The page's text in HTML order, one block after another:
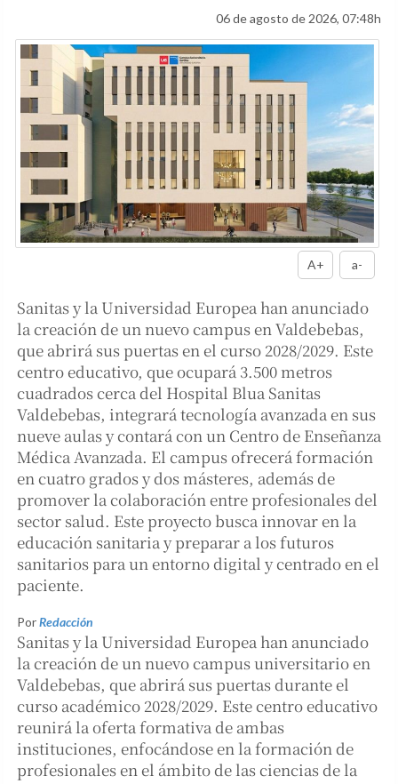
06 de agosto de 2026, 07:48h
A+ a-
Sanitas y la Universidad Europea han anunciado
la creación de un nuevo campus en Valdebebas,
que abrirá sus puertas en el curso 2028/2029. Este
centro educativo, que ocupará 3.500 metros
cuadrados cerca del Hospital Blua Sanitas
Valdebebas, integrará tecnología avanzada en sus
nueve aulas y contará con un Centro de Enseñanza
Médica Avanzada. El campus ofrecerá formación
en cuatro grados y dos másteres, además de
promover la colaboración entre profesionales del
sector salud. Este proyecto busca innovar en la
educación sanitaria y preparar a los futuros
sanitarios para un entorno digital y centrado en el
paciente.
PorRedacción
Sanitas y la Universidad Europea han anunciado
la creación de un nuevo campus universitario en
Valdebebas, que abrirá sus puertas durante el
curso académico 2028/2029. Este centro educativo
reunirá la oferta formativa de ambas
instituciones, enfocándose en la formación de
profesionales en el ámbito de las ciencias de la